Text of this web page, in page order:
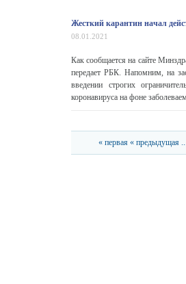
Жесткий карантин начал
08.01.2021
Как сообщается на сайте
передает РБК. Напомним, на
введении строгих
коронавируса на фоне
« первая « предыдущая